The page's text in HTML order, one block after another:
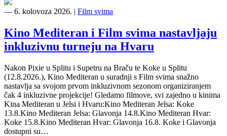
― 6. kolovoza 2026. | Film svima
Kino Mediteran i Film svima nastavljaju
inkluzivnu turneju na Hvaru
Nakon Pixie u Splitu i Supetru na Braču te Koke u Splitu
(12.8.2026.), Kino Mediteran u suradnji s Film svima snažno
nastavlja sa svojom prvom inkluzivnom sezonom organiziranjem
čak 4 inkluzivne projekcije! Gledamo filmove, svi zajedno u kinima
Kina Mediteran u Jelsi i Hvaru:Kino Mediteran Jelsa: Koke
13.8.Kino Mediteran Jelsa: Glavonja 14.8.Kino Mediteran Hvar:
Koke 15.8.Kino Mediteran Hvar: Glavonja 16.8. Koke i Glavonja
dostupni su…